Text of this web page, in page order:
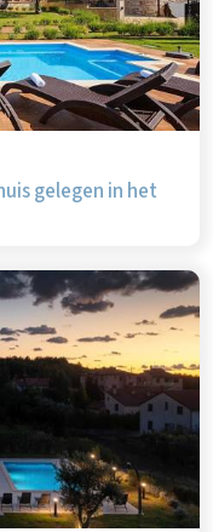
gelegen in het